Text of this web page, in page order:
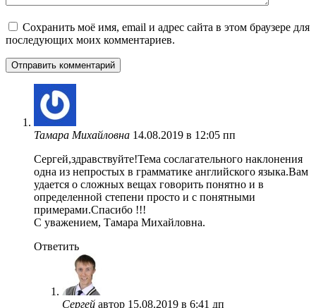
Сохранить моё имя, email и адрес сайта в этом браузере для
последующих моих комментариев.
Тамара Михайловна 14.08.2019 в 12:05 пп
Сергей,здравствуйте!Тема сослагательного наклонения
одна из непростых в грамматике английского языка.Вам
удается о сложных вещах говорить понятно и в
определенной степени просто и с понятными
примерами.Спасибо !!!
С уважением, Тамара Михайловна.
Ответить
Сергей автор 15.08.2019 в 6:41 дп